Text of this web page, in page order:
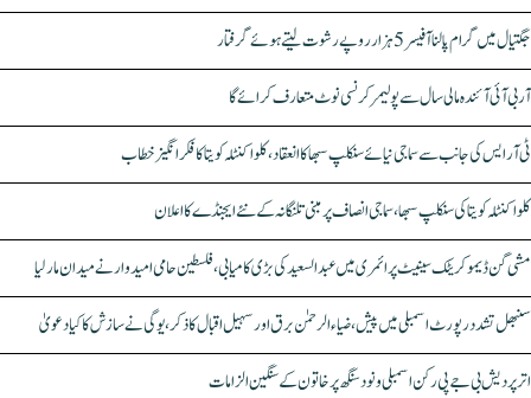
جگتیال میں گرام پالنا آفیسر 5 ہزار روپے رشوت لیتے ہوئے گرفتار
آر بی آئی آئندہ مالی سال سے پولیمر کرنسی نوٹ متعارف کرائے گا
ٹی آر ایس کی جانب سے سماجی نیائے سنکلپ سبھا کا انعقاد، کلواکنٹلہ کویتا کا فکر انگیز خطاب
کلواکنٹلہ کویتا کی سنکلپ سبھا، سماجی انصاف پر مبنی تلنگانہ کے نئے ایجنڈے کا اعلان
مشی گن ڈیموکریٹک سینیٹ پرائمری میں عبدالسعید کی بڑی کامیابی، فلسطین حامی امیدوار نے میدان مار لیا
سنبھل تشدد رپورٹ اسمبلی میں پیش، ضیاء الرحمٰن برق اور سہیل اقبال کا ذکر، یوگی نے سازش کا کیا دعویٰ
اتر پردیش بی جے پی رکن اسمبلی ونود سنگھ پر خاتون کے سنگین الزامات